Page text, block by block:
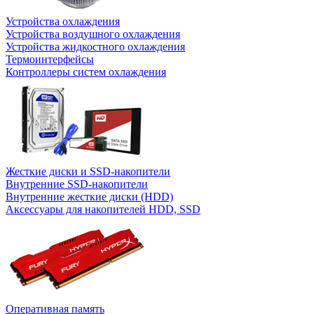
Устройства охлаждения
Устройства воздушного охлаждения
Устройства жидкостного охлаждения
Термоинтерфейсы
Контроллеры систем охлаждения
Жесткие диски и SSD-накопители
Внутренние SSD-накопители
Внутренние жесткие диски (HDD)
Аксессуары для накопителей HDD, SSD
Оперативная память